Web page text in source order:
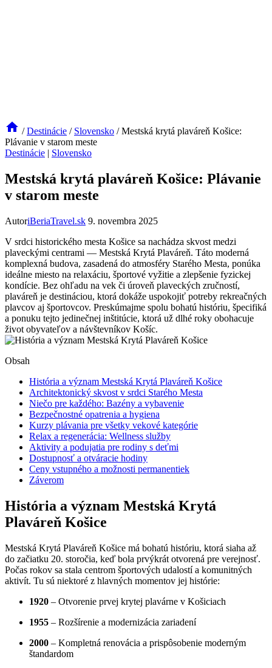
/ Destinácie / Slovensko / Mestská krytá plaváreň Košice:
Plávanie v starom meste
Destinácie | Slovensko
Mestská krytá plaváreň Košice: Plávanie
v starom meste
AutoriBeriaTravel.sk 9. novembra 2025
V srdci historického mesta Košice sa nachádza skvost medzi
plaveckými centrami — Mestská Krytá Plaváreň. Táto moderná
komplexná budova, zasadená do atmosféry Starého Mesta, ponúka
ideálne miesto na relaxáciu, športové vyžitie a zlepšenie fyzickej
kondície. Bez ohľadu na vek či úroveň plaveckých zručností,
plaváreň je destináciou, ktorá dokáže uspokojiť potreby rekreačných
plavcov aj športovcov. Preskúmajme spolu bohatú históriu, špecifiká
a ponuku tejto jedinečnej inštitúcie, ktorá už dlhé roky obohacuje
život obyvateľov a návštevníkov Košíc.
Obsah
História a význam Mestská Krytá Plaváreň Košice
Architektonický skvost v srdci Starého Mesta
Niečo pre každého: Bazény a vybavenie
Bezpečnostné opatrenia a hygiena
Kurzy plávania pre všetky vekové kategórie
Relax a regenerácia: Wellness služby
Aktivity a podujatia pre rodiny s deťmi
Dostupnosť a otváracie hodiny
Ceny vstupného a možnosti permanentiek
Záverom
História a význam Mestská Krytá
Plaváreň Košice
Mestská Krytá Plaváreň Košice má bohatú históriu, ktorá siaha až
do začiatku 20. storočia, keď bola prvýkrát otvorená pre verejnosť.
Počas rokov sa stala centrom športových udalostí a komunitných
aktivít. Tu sú niektoré z hlavných momentov jej histórie:
1920 – Otvorenie prvej krytej plavárne v Košiciach
1955 – Rozšírenie a modernizácia zariadení
2000 – Kompletná renovácia a prispôsobenie moderným
štandardom